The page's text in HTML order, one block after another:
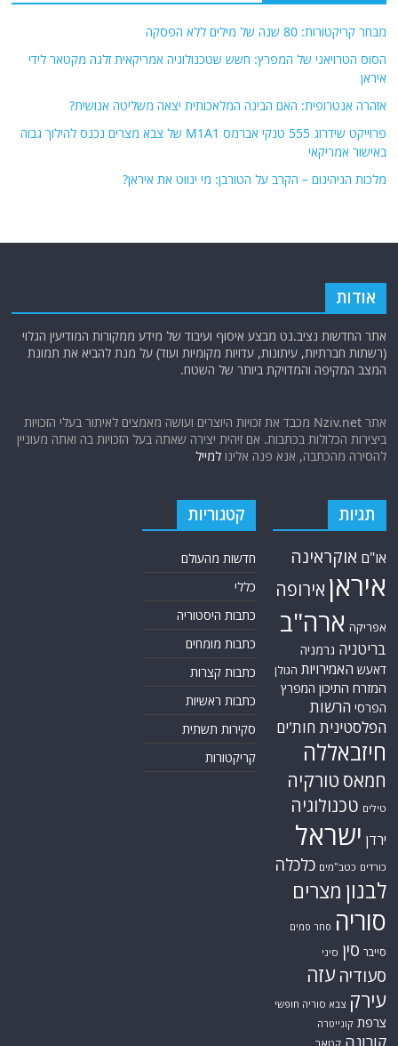
מבחר קריקטורות: 80 שנה של מילים ללא הפסקה
הסוס הטרויאני של המפרץ: חשש שטכנולוגיה אמריקאית זלגה מקטאר לידי
איראן
אזהרה אנטרופית: האם הבינה המלאכותית יצאה משליטה אנושית?
פרוייקט שידרוג 555 טנקי אברמס M1A1 של צבא מצרים נכנס להילוך גבוה
באישור אמריקאי
מלכות הגיהינום – הקרב על הטורבן: מי ינווט את איראן?
אודות
אתר החדשות נציב.נט מבצע איסוף ועיבוד של מידע ממקורות המודיעין הגלוי
(רשתות חברתיות, עיתונות, עדויות מקומיות ועוד) על מנת להביא את תמונת
המצב המקיפה והמדויקת ביותר של השטח.
אתר Nziv.net מכבד את זכויות היוצרים ועושה מאמצים לאיתור בעלי הזכויות
ביצירות הכלולות בכתבות. אם זיהית יצירה שאתה בעל הזכויות בה ואתה מעוניין
להסירה מהכתבה, אנא פנה אלינולמייל
תגיות
או"ם אוקראינה
איראן אירופה
אפריקה ארה"ב
בריטניה גרמניה
דאעש האמירויות הגולן
המזרח התיכון המפרץ
הפרסי הרשות
הפלסטינית חות'ים
חיזבאללה
חמאס טורקיה
טילים טכנולוגיה
ירדן ישראל
כורדים כטב"מים כלכלה
לבנון מצרים
סוריה סחר סמים
סייבר סין סיני
סעודיה עזה
עירק צבא סוריה חופשי
צרפת קונייטרה
קורונה
קטגוריות
חדשות מהעולם
כללי
כתבות היסטוריה
כתבות מומחים
כתבות קצרות
כתבות ראשיות
סקירות תשתית
קריקטורות